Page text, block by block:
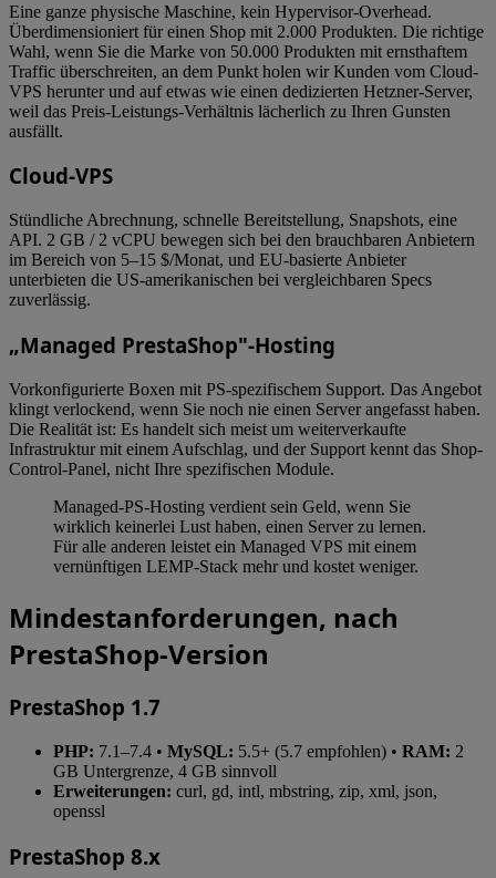
Eine ganze physische Maschine, kein Hypervisor-Overhead.
Überdimensioniert für einen Shop mit 2.000 Produkten. Die richtige
Wahl, wenn Sie die Marke von 50.000 Produkten mit ernsthaftem
Traffic überschreiten, an dem Punkt holen wir Kunden vom Cloud-
VPS herunter und auf etwas wie einen dedizierten Hetzner-Server,
weil das Preis-Leistungs-Verhältnis lächerlich zu Ihren Gunsten
ausfällt.
Cloud-VPS
Stündliche Abrechnung, schnelle Bereitstellung, Snapshots, eine
API. 2 GB / 2 vCPU bewegen sich bei den brauchbaren Anbietern
im Bereich von 5–15 $/Monat, und EU-basierte Anbieter
unterbieten die US-amerikanischen bei vergleichbaren Specs
zuverlässig.
„Managed PrestaShop"-Hosting
Vorkonfigurierte Boxen mit PS-spezifischem Support. Das Angebot
klingt verlockend, wenn Sie noch nie einen Server angefasst haben.
Die Realität ist: Es handelt sich meist um weiterverkaufte
Infrastruktur mit einem Aufschlag, und der Support kennt das Shop-
Control-Panel, nicht Ihre spezifischen Module.
Managed-PS-Hosting verdient sein Geld, wenn Sie
wirklich keinerlei Lust haben, einen Server zu lernen.
Für alle anderen leistet ein Managed VPS mit einem
vernünftigen LEMP-Stack mehr und kostet weniger.
Mindestanforderungen, nach
PrestaShop-Version
PrestaShop 1.7
PHP: 7.1–7.4 • MySQL: 5.5+ (5.7 empfohlen) • RAM: 2
GB Untergrenze, 4 GB sinnvoll
Erweiterungen: curl, gd, intl, mbstring, zip, xml, json,
openssl
PrestaShop 8.x